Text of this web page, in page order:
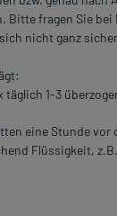
Bitte fragen Sie bei
nicht ganz
täglich 1-3
eine Stunde vor
Flüssigkeit,